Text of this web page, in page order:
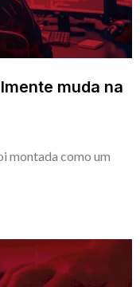
muda na
montada como um